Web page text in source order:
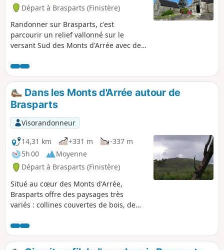
Départ à Brasparts (Finistère)
Randonner sur Brasparts, c'est
parcourir un relief vallonné sur le
versant Sud des Monts d'Arrée avec des
d'histoire.
Dans les Monts d'Arrée autour de
Brasparts
Visorandonneur
14,31 km
+331 m
-337 m
5h 00
Moyenne
Départ à Brasparts (Finistère)
Situé au cœur des Monts d'Arrée,
Brasparts offre des paysages très
variés : collines couvertes de bois, de
encaissées avec de nombreux
pâturages, le bocage restant assez
dense. Ce circuit présente un bel